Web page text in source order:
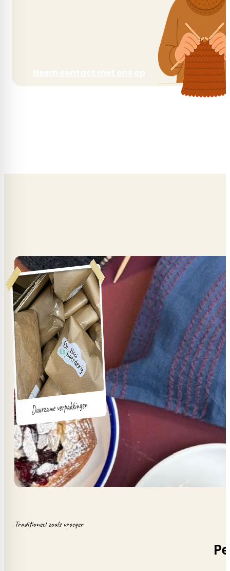
Traditioneel zoals vroeger